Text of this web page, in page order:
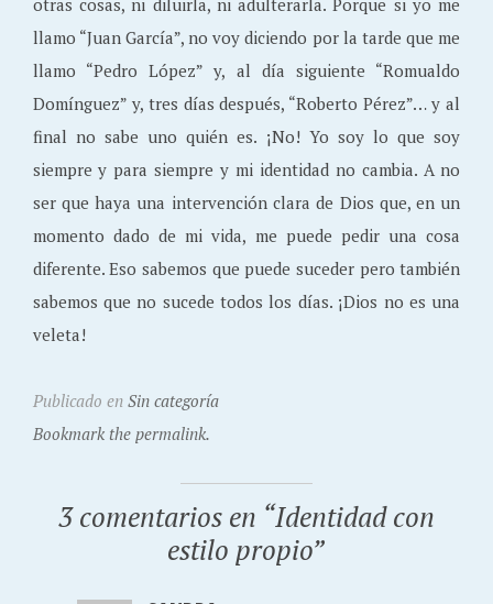
otras cosas, ni diluirla, ni adulterarla. Porque si yo me
llamo “Juan García”, no voy diciendo por la tarde que me
llamo “Pedro López” y, al día siguiente “Romualdo
Domínguez” y, tres días después, “Roberto Pérez”… y al
final no sabe uno quién es. ¡No! Yo soy lo que soy
siempre y para siempre y mi identidad no cambia. A no
ser que haya una intervención clara de Dios que, en un
momento dado de mi vida, me puede pedir una cosa
diferente. Eso sabemos que puede suceder pero también
sabemos que no sucede todos los días. ¡Dios no es una
veleta!
Publicado en Sin categoría
Bookmark the permalink.
3 comentarios en “Identidad con
estilo propio”